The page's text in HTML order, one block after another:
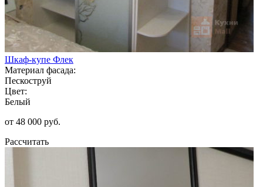
Шкаф-купе Флек
Материал фасада:
Пескоструй
Цвет:
Белый
от 48 000 руб.
Рассчитать